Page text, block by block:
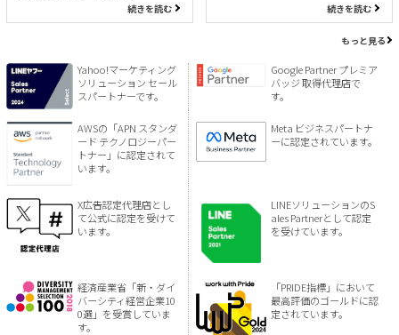
続きを読む 続きを読む
もっと見る
Yahoo!マーケティング
ソリューション セール
スパートナーです。
Google Partner プレミア
バッジ 取得代理店で
す。
AWSの「APN スタンダ
ード テクノロジーパー
トナー」に認定されて
います。
Meta ビジネスパートナ
ーに認定されています。
X広告認定代理店とし
て公式に認定を受けて
います。
LINEソリューションのS
ales Partnerとして認定
を受けています。
経済産業省「新・ダイ
バーシティ経営企業10
0選」を受賞していま
す。
「PRIDE指標」において
最高評価のゴールドに認
定されています。